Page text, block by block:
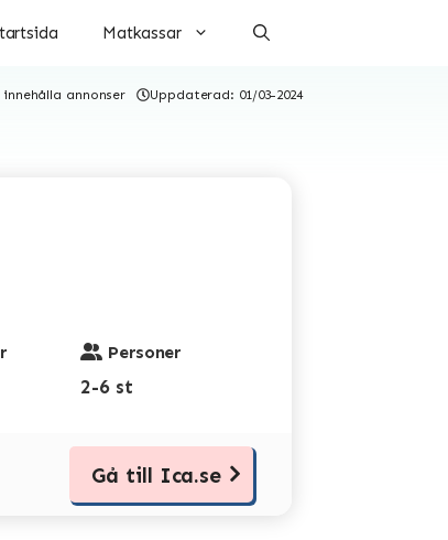
Matkassar
innehålla annonser Uppdaterad: 01/03-2024
Personer
2-6 st
Gå till Ica.se